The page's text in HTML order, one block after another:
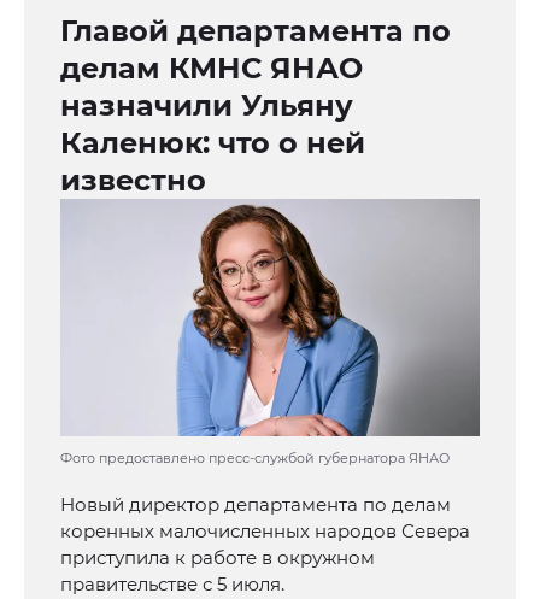
Главой департамента по
делам КМНС ЯНАО
назначили Ульяну
Каленюк: что о ней
известно
Фото предоставлено пресс-службой губернатора ЯНАО
Новый директор департамента по делам
коренных малочисленных народов Севера
приступила к работе в окружном
правительстве с 5 июля.